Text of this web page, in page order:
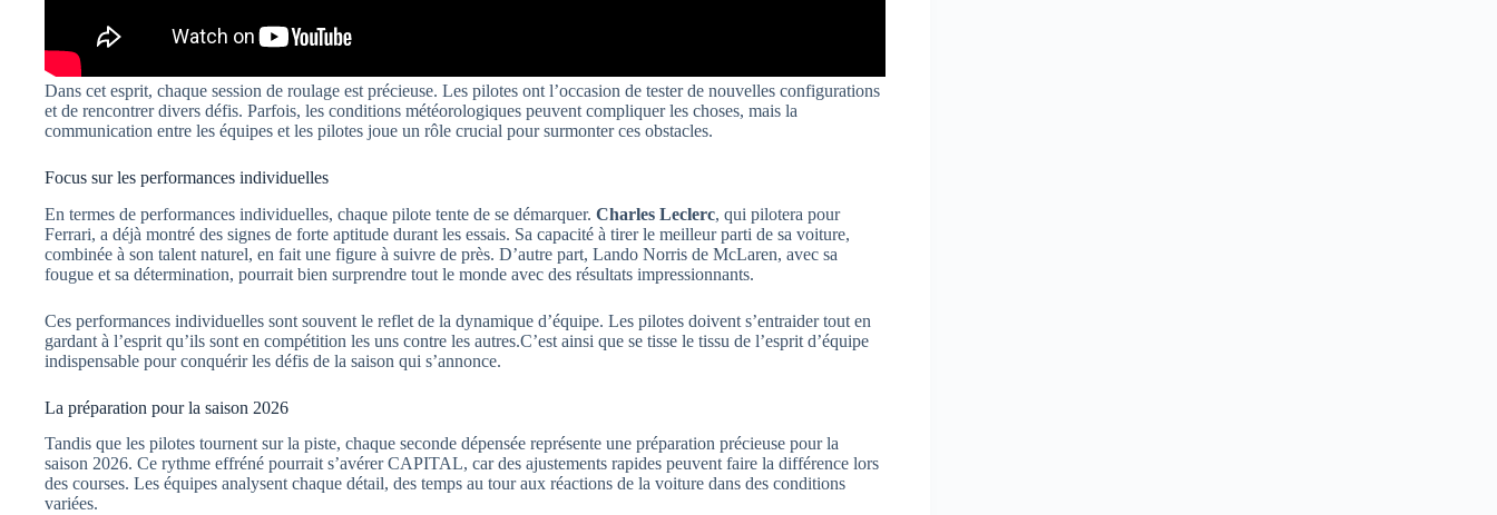
Dans cet esprit, chaque session de roulage est précieuse. Les pilotes ont l’occasion de tester de nouvelles configurations
et de rencontrer divers défis. Parfois, les conditions météorologiques peuvent compliquer les choses, mais la
communication entre les équipes et les pilotes joue un rôle crucial pour surmonter ces obstacles.
Focus sur les performances individuelles
En termes de performances individuelles, chaque pilote tente de se démarquer. Charles Leclerc, qui pilotera pour
Ferrari, a déjà montré des signes de forte aptitude durant les essais. Sa capacité à tirer le meilleur parti de sa voiture,
combinée à son talent naturel, en fait une figure à suivre de près. D’autre part, Lando Norris de McLaren, avec sa
fougue et sa détermination, pourrait bien surprendre tout le monde avec des résultats impressionnants.
Ces performances individuelles sont souvent le reflet de la dynamique d’équipe. Les pilotes doivent s’entraider tout en
gardant à l’esprit qu’ils sont en compétition les uns contre les autres.C’est ainsi que se tisse le tissu de l’esprit d’équipe
indispensable pour conquérir les défis de la saison qui s’annonce.
La préparation pour la saison 2026
Tandis que les pilotes tournent sur la piste, chaque seconde dépensée représente une préparation précieuse pour la
saison 2026. Ce rythme effréné pourrait s’avérer CAPITAL, car des ajustements rapides peuvent faire la différence lors
des courses. Les équipes analysent chaque détail, des temps au tour aux réactions de la voiture dans des conditions
variées.